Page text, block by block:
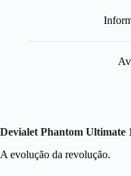
Devialet Phantom Ultimate
A evolução da revolução.